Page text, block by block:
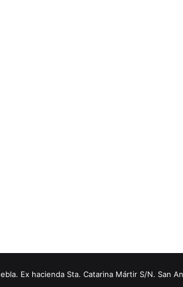
Ex hacienda Sta. Catarina Mártir S/N. San